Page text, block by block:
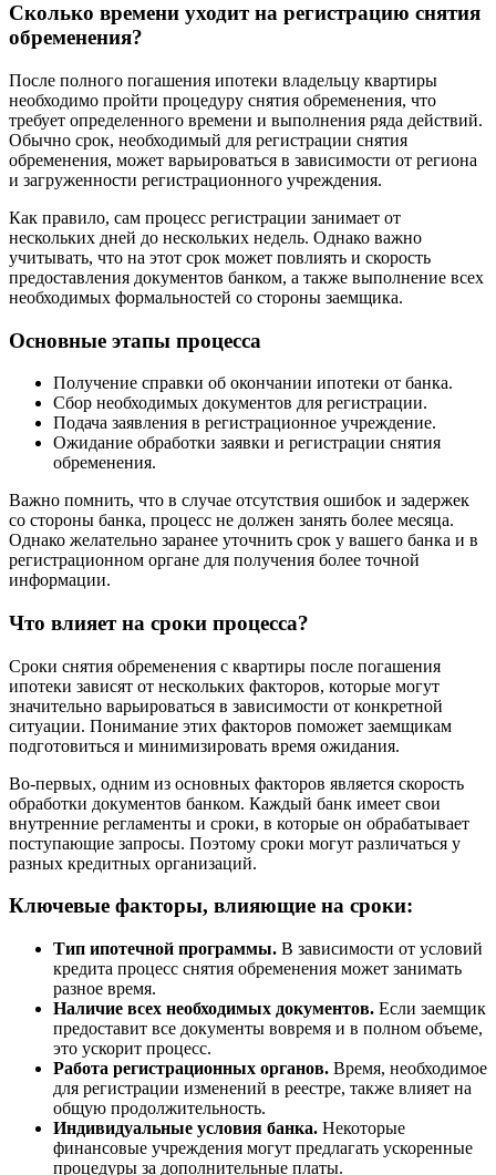
Сколько времени уходит на регистрацию снятия
обременения?
После полного погашения ипотеки владельцу квартиры
необходимо пройти процедуру снятия обременения, что
требует определенного времени и выполнения ряда действий.
Обычно срок, необходимый для регистрации снятия
обременения, может варьироваться в зависимости от региона
и загруженности регистрационного учреждения.
Как правило, сам процесс регистрации занимает от
нескольких дней до нескольких недель. Однако важно
учитывать, что на этот срок может повлиять и скорость
предоставления документов банком, а также выполнение всех
необходимых формальностей со стороны заемщика.
Основные этапы процесса
Получение справки об окончании ипотеки от банка.
Сбор необходимых документов для регистрации.
Подача заявления в регистрационное учреждение.
Ожидание обработки заявки и регистрации снятия
обременения.
Важно помнить, что в случае отсутствия ошибок и задержек
со стороны банка, процесс не должен занять более месяца.
Однако желательно заранее уточнить срок у вашего банка и в
регистрационном органе для получения более точной
информации.
Что влияет на сроки процесса?
Сроки снятия обременения с квартиры после погашения
ипотеки зависят от нескольких факторов, которые могут
значительно варьироваться в зависимости от конкретной
ситуации. Понимание этих факторов поможет заемщикам
подготовиться и минимизировать время ожидания.
Во-первых, одним из основных факторов является скорость
обработки документов банком. Каждый банк имеет свои
внутренние регламенты и сроки, в которые он обрабатывает
поступающие запросы. Поэтому сроки могут различаться у
разных кредитных организаций.
Ключевые факторы, влияющие на сроки:
Тип ипотечной программы. В зависимости от условий
кредита процесс снятия обременения может занимать
разное время.
Наличие всех необходимых документов. Если заемщик
предоставит все документы вовремя и в полном объеме,
это ускорит процесс.
Работа регистрационных органов. Время, необходимое
для регистрации изменений в реестре, также влияет на
общую продолжительность.
Индивидуальные условия банка. Некоторые
финансовые учреждения могут предлагать ускоренные
процедуры за дополнительные платы.